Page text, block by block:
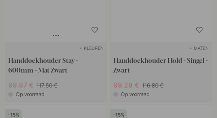
+ KLEUREN
Handdoekhouder Stay -
600mm - Mat Zwart
99.87 € 117.50 €
Op voorraad
+ MATEN
Handdoekhouder Hold - Singel -
Zwart
99.28 € 116.80 €
Op voorraad
15 15